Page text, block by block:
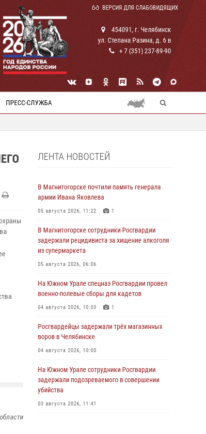
ВЕРСИЯ ДЛЯ СЛАБОВИДЯЩИХ
454091, г. Челябинск
ул. Степана Разина, д. 6 в
+ 7 (351) 237-89-90
ПРЕСС-СЛУЖБА
ЛЕНТА НОВОСТЕЙ
В Магнитогорске почтили память генерала
армии Ивана Яковлева
05 августа 2026, 11:22 1
В Магнитогорске сотрудники Росгвардии
задержали рецидивиста за хищение алкоголя
из супермаркета
05 августа 2026, 06:06
На Южном Урале спецназ Росгвардии провел
военно-полевые сборы для кадетов
04 августа 2026, 10:03 1
Росгвардейцы задержали трёх магазинных
воров в Челябинске
04 августа 2026, 10:00
На Южном Урале сотрудники Росгвардии
задержали подозреваемого в совершении
убийства
03 августа 2026, 11:41